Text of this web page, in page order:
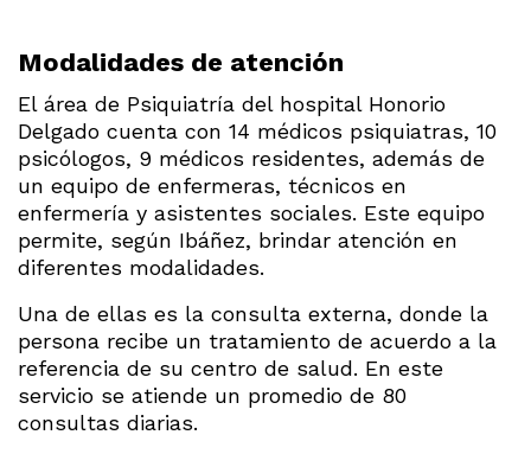
Modalidades de atención
El área de Psiquiatría del hospital Honorio
Delgado cuenta con 14 médicos psiquiatras, 10
psicólogos, 9 médicos residentes, además de
un equipo de enfermeras, técnicos en
enfermería y asistentes sociales. Este equipo
permite, según Ibáñez, brindar atención en
diferentes modalidades.
Una de ellas es la consulta externa, donde la
persona recibe un tratamiento de acuerdo a la
referencia de su centro de salud. En este
servicio se atiende un promedio de 80
consultas diarias.